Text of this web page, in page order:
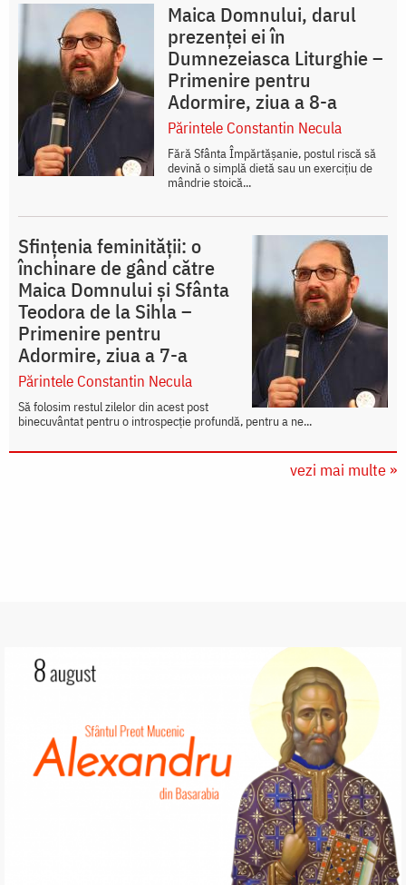
Maica Domnului, darul
prezenței ei în
Dumnezeiasca Liturghie –
Primenire pentru
Adormire, ziua a 8-a
Părintele Constantin Necula
Fără Sfânta Împărtășanie, postul riscă să
devină o simplă dietă sau un exercițiu de
mândrie stoică...
Sfințenia feminității: o
închinare de gând către
Maica Domnului și Sfânta
Teodora de la Sihla –
Primenire pentru
Adormire, ziua a 7-a
Părintele Constantin Necula
Să folosim restul zilelor din acest post
binecuvântat pentru o introspecție profundă, pentru a ne...
vezi mai multe »